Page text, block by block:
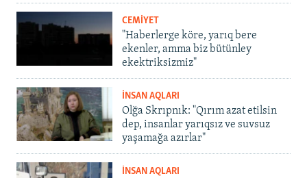
CEMİYET
"Haberlerge köre, yarıq bere
ekenler, amma biz bütünley
ekektriksizmiz"
İNSAN AQLARI
Olğa Skrıpnık: "Qırım azat etilsin
dep, insanlar yarıqsız ve suvsuz
yaşamağa azırlar"
İNSAN AQLARI